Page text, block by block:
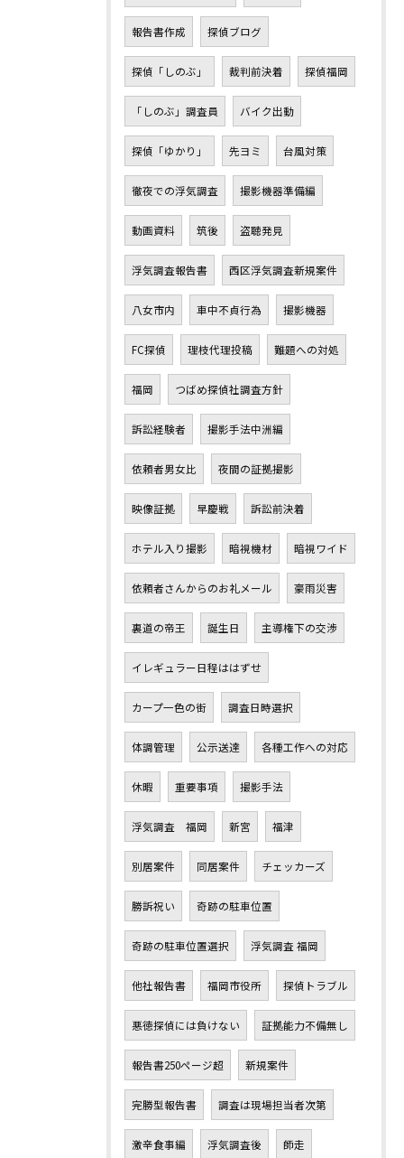
報告書作成 探偵ブログ
探偵「しのぶ」 裁判前決着 探偵福岡
「しのぶ」調査員 バイク出動
探偵「ゆかり」 先ヨミ 台風対策
徹夜での浮気調査 撮影機器準備編
動画資料 筑後 盗聴発見
浮気調査報告書 西区浮気調査新規案件
八女市内 車中不貞行為 撮影機器
FC探偵 理枝代理投稿 難題への対処
福岡 つばめ探偵社調査方針
訴訟経験者 撮影手法中洲編
依頼者男女比 夜間の証拠撮影
映像証拠 早慶戦 訴訟前決着
ホテル入り撮影 暗視機材 暗視ワイド
依頼者さんからのお礼メール 豪雨災害
裏道の帝王 誕生日 主導権下の交渉
イレギュラー日程ははずせ
カープ一色の街 調査日時選択
体調管理 公示送達 各種工作への対応
休暇 重要事項 撮影手法
浮気調査 福岡 新宮 福津
別居案件 同居案件 チェッカーズ
勝訴祝い 奇跡の駐車位置
奇跡の駐車位置選択 浮気調査 福岡
他社報告書 福岡市役所 探偵トラブル
悪徳探偵には負けない 証拠能力不備無し
報告書250ページ超 新規案件
完勝型報告書 調査は現場担当者次第
激辛食事編 浮気調査後 師走